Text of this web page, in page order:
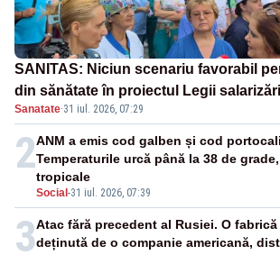
SANITAS: Niciun scenariu favorabil
din sănătate în proiectul Legii
Sanatate·31 iul. 2026, 07:29
2
Social -31 iul. 2026, 07:39
ANM a emis cod galben și cod
Temperaturile urcă până la 38 de
tropicale
3Atac fără precedent al Rusiei. O
deținută de o companie americană,